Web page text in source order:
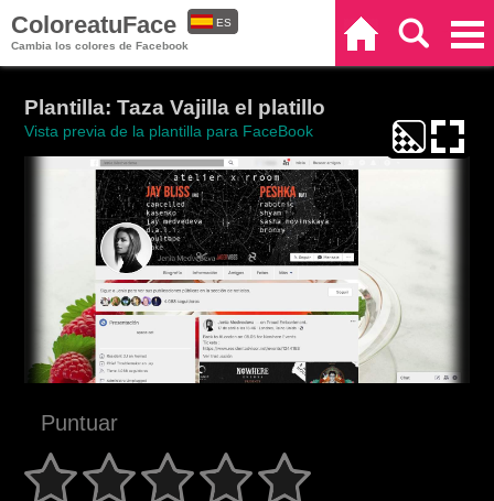
ColoreatuFace
Cambia los colores de Facebook
ES
Plantilla: Taza Vajilla el platillo
Vista previa de la plantilla para FaceBook
Puntuar